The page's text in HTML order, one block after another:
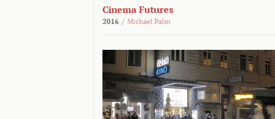
Cinema Futures
2016 / Michael Palm